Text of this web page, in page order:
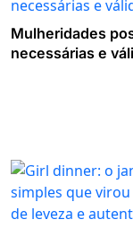
Mulheridades
necessárias e